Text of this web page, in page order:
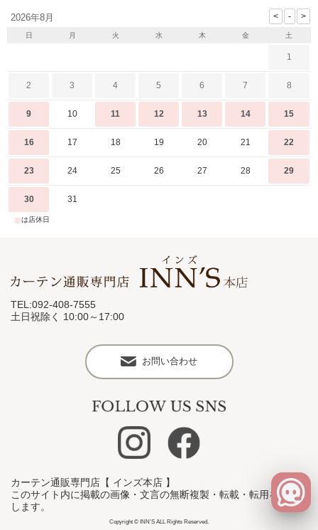
2026年8月
日 月 火 水 木 金 土
1
2 3 4 5 6 7 8
9 10 11 12 13 14 15
16 17 18 19 20 21 22
23 24 25 26 27 28 29
30 31
■は店休日
TEL:092-408-7555
土日祝除く 10:00～17:00
お問い合わせ
カーテン通販専門店【 インズ本店 】
このサイト内に掲載の画像・文言の無断複製・転載・転用を禁止
します。
Copyright © INN'S ALL Rights Reserved.